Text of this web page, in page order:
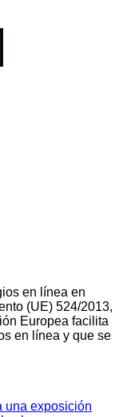
en línea en
(UE) 524/2013,
Europea facilita
en línea y que se